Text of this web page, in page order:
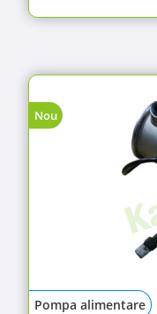
Nou
Pompa alimentare